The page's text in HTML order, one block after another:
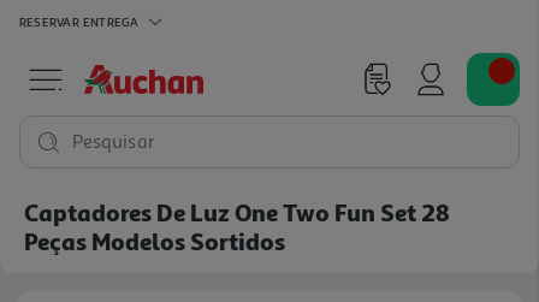
RESERVAR ENTREGA
Pesquisar
Captadores De Luz One Two Fun Set 28
Peças Modelos Sortidos